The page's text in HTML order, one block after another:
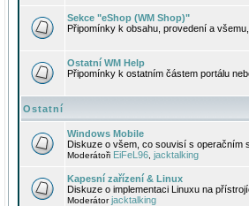
Sekce "eShop (WM Shop)"
Připomínky k obsahu, provedení a
Ostatní WM Help
Připomínky k ostatním částem portálu
Ostatní
Windows Mobile
Diskuze o všem, co souvisí s operačním
Moderátoři EiFeL96 jacktalking
Kapesní zařízení & Linux
Diskuze o implementaci Linuxu na
Moderátorjacktalking